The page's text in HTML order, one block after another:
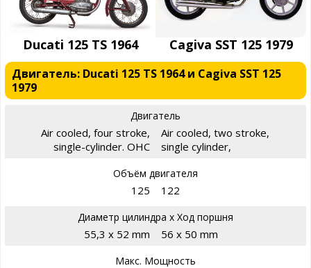
Ducati 125 TS 1964 Cagiva SST 125 1979
Двигатель: Ducati 125 TS 1964 и Cagiva SST 125
1979
Двигатель
Air cooled, four stroke,
single-cylinder. OHC
Air cooled, two stroke,
single cylinder,
Объём двигателя
125 122
Диаметр цилиндра х Ход поршня
55,3 x 52 mm 56 x 50 mm
Макс. Мощность